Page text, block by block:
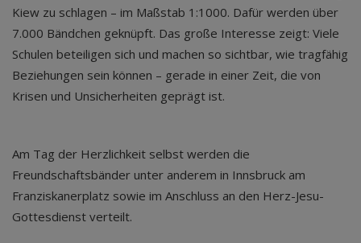
Kiew zu schlagen – im Maßstab 1:1000. Dafür werden über
7.000 Bändchen geknüpft. Das große Interesse zeigt: Viele
Schulen beteiligen sich und machen so sichtbar, wie tragfähig
Beziehungen sein können – gerade in einer Zeit, die von
Krisen und Unsicherheiten geprägt ist.
Am Tag der Herzlichkeit selbst werden die
Freundschaftsbänder unter anderem in Innsbruck am
Franziskanerplatz sowie im Anschluss an den Herz-Jesu-
Gottesdienst verteilt.